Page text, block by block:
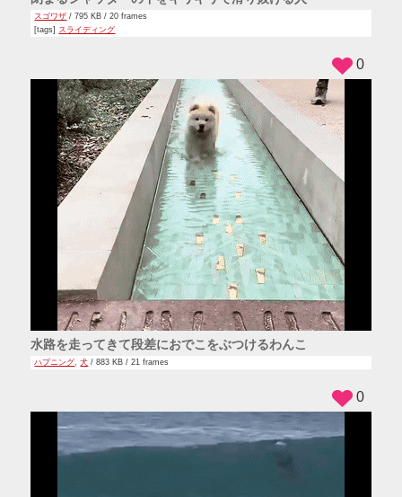
スゴワザ / 795 KB / 20 frames
[tags] スライディング
水路を走ってきて段差におでこをぶつけるわんこ
ハプニング,犬 / 883 KB / 21 frames
0
0